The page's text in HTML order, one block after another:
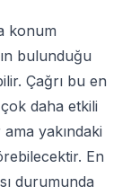
konum
bulunduğu
Çağrı bu en
daha etkili
yakındaki
En
durumunda